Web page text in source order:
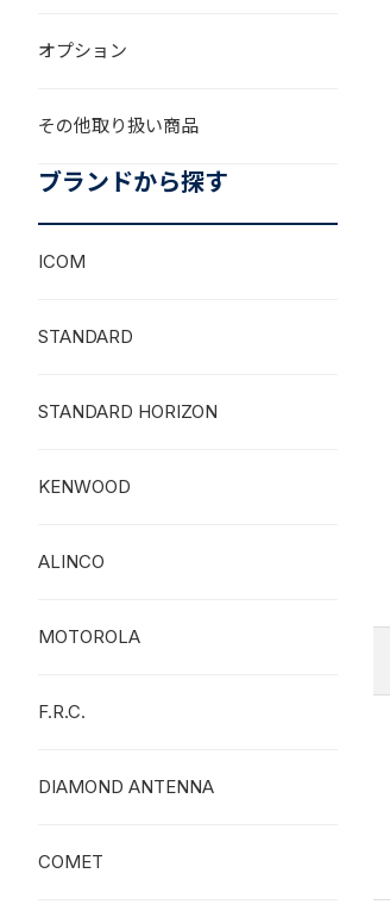
オプション
その他取り扱い商品
ブランドから探す
ICOM
STANDARD
STANDARD HORIZON
KENWOOD
ALINCO
MOTOROLA
F.R.C.
DIAMOND ANTENNA
COMET